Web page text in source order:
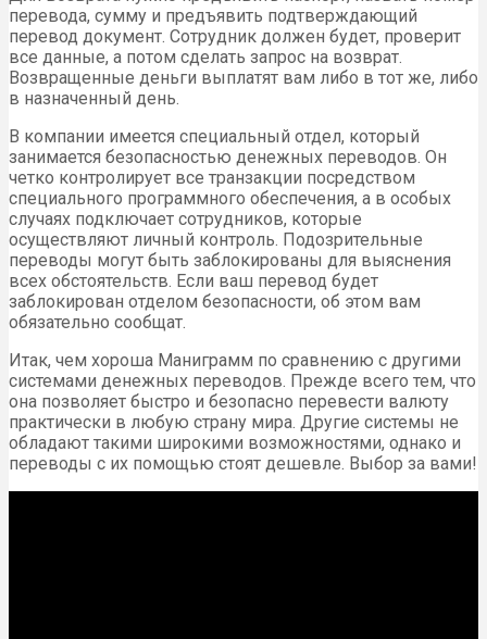
перевода, сумму и предъявить подтверждающий
перевод документ. Сотрудник должен будет, проверит
все данные, а потом сделать запрос на возврат.
Возвращенные деньги выплатят вам либо в тот же, либо
в назначенный день.
В компании имеется специальный отдел, который
занимается безопасностью денежных переводов. Он
четко контролирует все транзакции посредством
специального программного обеспечения, а в особых
случаях подключает сотрудников, которые
осуществляют личный контроль. Подозрительные
переводы могут быть заблокированы для выяснения
всех обстоятельств. Если ваш перевод будет
заблокирован отделом безопасности, об этом вам
обязательно сообщат.
Итак, чем хороша Маниграмм по сравнению с другими
системами денежных переводов. Прежде всего тем, что
она позволяет быстро и безопасно перевести валюту
практически в любую страну мира. Другие системы не
обладают такими широкими возможностями, однако и
переводы с их помощью стоят дешевле. Выбор за вами!